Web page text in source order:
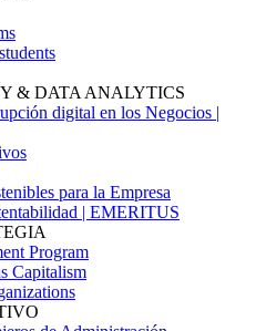
& DATA ANALYTICS
digital en los Negocios |
para la Empresa
| EMERITUS
Program
Capitalism